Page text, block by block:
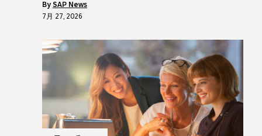
by SAP News
7月 27, 2026